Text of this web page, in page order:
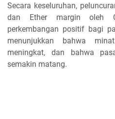
Secara keseluruhan,
dan Ether margin oleh
perkembangan positif bagi
menunjukkan bahwa
meningkat, dan bahwa
semakin matang.